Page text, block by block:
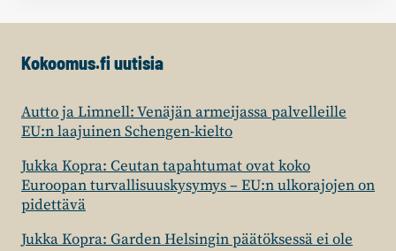
Kokoomus.fi uutisia
Autto ja Limnell: Venäjän armeijassa palvelleille
EU:n laajuinen Schengen-kielto
Jukka Kopra: Ceutan tapahtumat ovat koko
Euroopan turvallisuuskysymys – EU:n ulkorajojen on
pidettävä
Jukka Kopra: Garden Helsingin päätöksessä ei ole